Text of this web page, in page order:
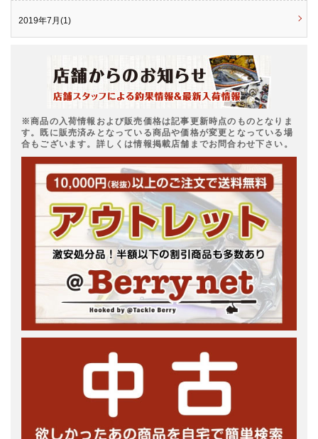
2019年7月(1)
※商品の入荷情報および販売価格は記事更新時点のものとなりま
す。既に販売済みとなっている商品や価格が変更となっている場
合もございます。詳しくは情報掲載店舗までお問合わせ下さい。